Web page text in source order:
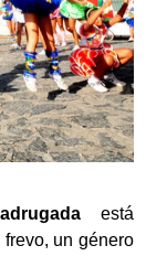
está
un género